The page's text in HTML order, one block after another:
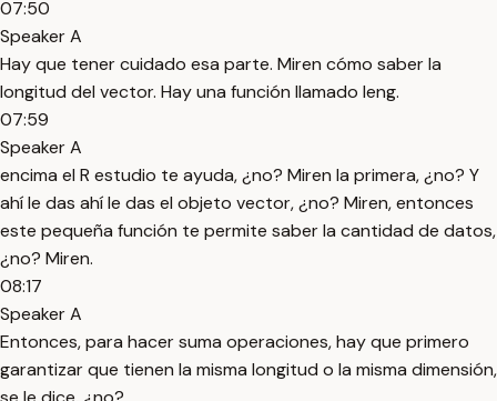
07:50
Speaker A
Hay que tener cuidado esa parte. Miren cómo saber la
longitud del vector. Hay una función llamado leng.
07:59
Speaker A
encima el R estudio te ayuda, ¿no? Miren la primera, ¿no? Y
ahí le das ahí le das el objeto vector, ¿no? Miren, entonces
este pequeña función te permite saber la cantidad de datos,
¿no? Miren.
08:17
Speaker A
Entonces, para hacer suma operaciones, hay que primero
garantizar que tienen la misma longitud o la misma dimensión,